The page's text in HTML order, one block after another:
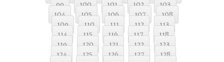
99
100 101 102
103
104
105 106 107
108
109
110 111 112
113
114
115 116 117
118
119
120 121 122
123
124
125 126 127
128